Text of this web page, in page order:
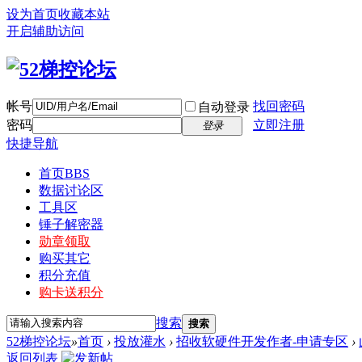
设为首页收藏本站
开启辅助访问
帐号 自动登录 找回密码
密码
登录
立即注册
快捷导航
首页BBS
数据讨论区
工具区
锤子解密器
勋章领取
购买其它
积分充值
购卡送积分
搜索 搜索
52梯控论坛»首页 › 投放灌水 › 招收软硬件开发作者-申请专区 ›
返回列表